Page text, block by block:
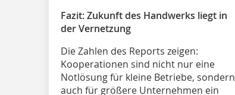
Fazit: Zukunft des Handwerks liegt in
der Vernetzung
Die Zahlen des Reports zeigen:
Kooperationen sind nicht nur eine
Notlösung für kleine Betriebe, sondern
auch für größere Unternehmen ein